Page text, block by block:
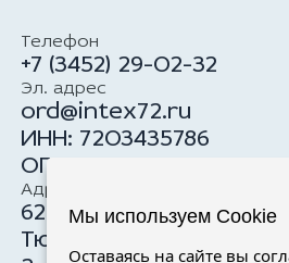
Телефон
+7 (3452) 29-02-32
Эл. адрес
ord@intex72.ru
ИНН: 7203435786
ОГРН: 1177232034100
Адрес
625059, Российская
Тюмень, ул. Тимофея
Мы используем Cookie
Оставаясь на сайте вы